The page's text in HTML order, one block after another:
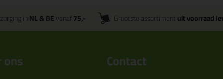
inNL & BEvanaf 75,- Grootste assortiment uit voorraad
ons Contact